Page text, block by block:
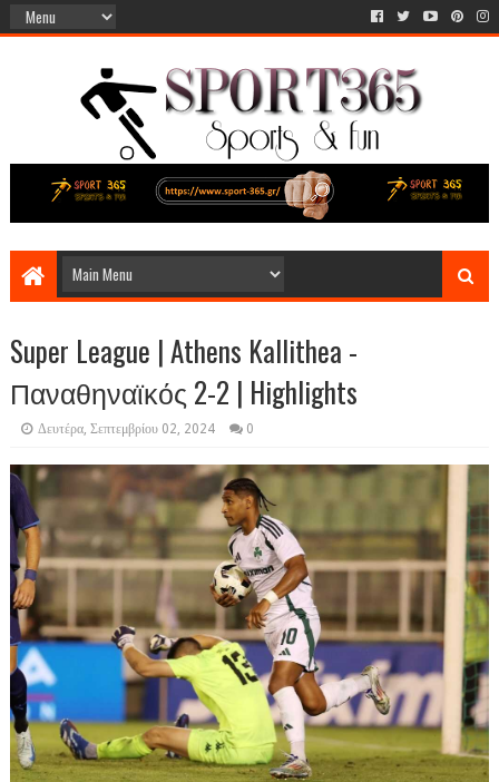
Super League | Athens Kallithea -
Παναθηναϊκός 2-2 | Highlights
Δευτέρα, Σεπτεμβρίου 02, 2024 0